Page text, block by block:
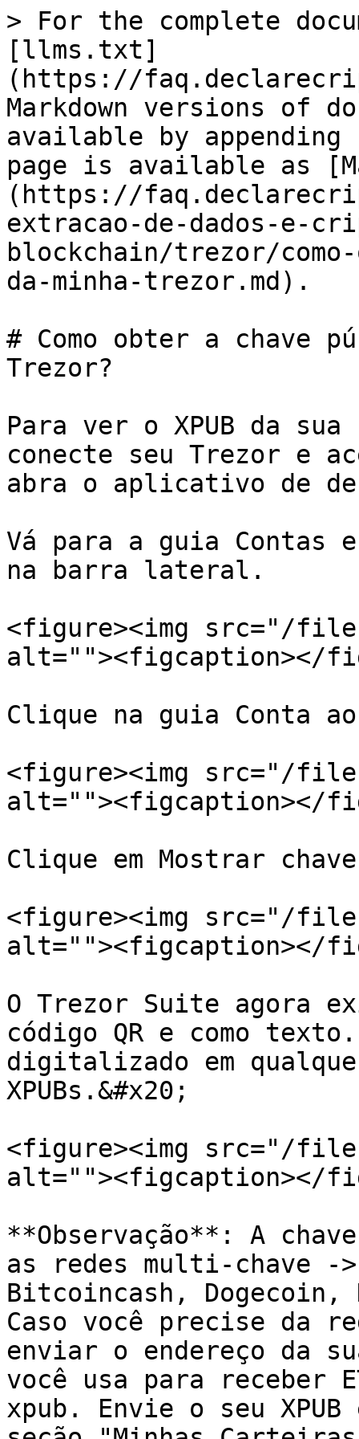
> For the complete
[llms.txt]
(https://
Markdown versions of
available by
page is available as
(https://
extracao-de-dados-e-
blockchain/trezor/
da-minha-trezor.md).
# Como obter a chave
Trezor?
Para ver o XPUB da
conecte seu Trezor e
abra o aplicativo de
Vá para a guia Contas
na barra lateral.
<figure><img src="/
alt=""><figcaption></
Clique na guia Conta
<figure><img src="/files/
alt=""><figcaption></
Clique em Mostrar
<figure><img src="/files/
alt=""><figcaption></
O Trezor Suite agora
código QR e como
digitalizado em
XPUBs.&#x20;
<figure><img src="/
alt=""><figcaption></
**Observação**: A
as redes multi-chave
Bitcoincash, Dogecoin,
Caso você precise da
enviar o endereço da
você usa para receber
xpub. Envie o seu